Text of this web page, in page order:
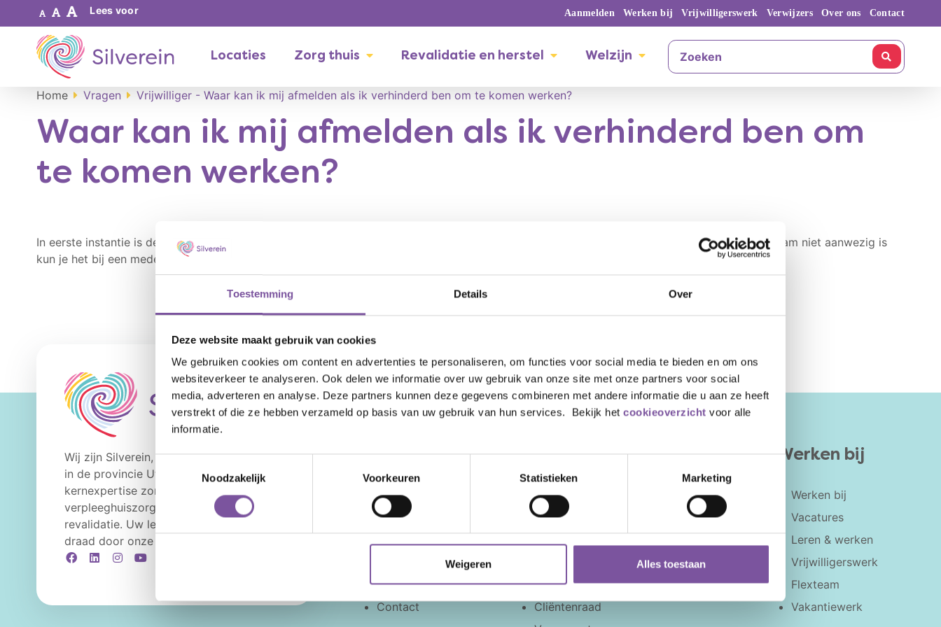
Toestemming Details Over
Deze website maakt gebruik van cookies
We gebruiken cookies om content en advertenties te personaliseren, om functies voor social media te bieden en om ons
websiteverkeer te analyseren. Ook delen we informatie over uw gebruik van onze site met onze partners voor social
media, adverteren en analyse. Deze partners kunnen deze gegevens combineren met andere informatie die u aan ze heeft
verstrekt of die ze hebben verzameld op basis van uw gebruik van hun services. Bekijk het cookieoverzicht voor alle
informatie.
Noodzakelijk
Voorkeuren Statistieken Marketing
Weigeren Alles toestaan
Lees voor Aanmelden Werken bij Vrijwilligerswerk Verwijzers Over ons Contact
Locaties Zorg thuis Revalidatie en herstel Welzijn
Home Vragen Vrijwilliger - Waar kan ik mij afmelden als ik verhinderd ben om te komen werken?
Waar kan ik mij afmelden als ik verhinderd ben om
te komen werken?
In eerste instantie is de contactpersoon vrijwilligers of het team van de woning jouw eerste aanspreekpunt. Als je contactpersoon van het team niet aanwezig is
kun je het bij een medewerker melden. Als je langdurig verhinderd bent, moet je dit melden bij de coördinator vrijwilligers.
Wij zijn Silverein, ouderenzorgorganisatie
in de provincie Utrecht met als
kernexpertise zorg thuis,
verpleeghuiszorg en geriatrische
revalidatie. Uw levensverhaal is de rode
draad door onze zorg en ondersteuning.
FacebookLinkedInInstagram
Snel naar
Nieuws
Veelgestelde vragen
Locaties
Contact
Zorg thuis
Behandeling en advies
Participatie
Cliëntenraad
Dementie
Parkinson
Werken bij
Werken bij
Vacatures
Leren & werken
Vrijwilligerswerk
Flexteam
Vakantiewerk